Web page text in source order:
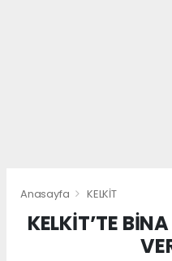
Anasayfa KELKİT
KELKİT’TE